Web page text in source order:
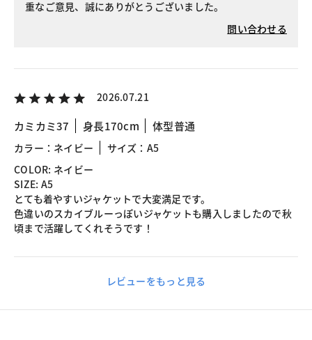
重なご意見、誠にありがとうございました。
問い合わせる
2026.07.21
カミカミ37 身長170cm 体型普通
カラー：ネイビー
サイズ：A5
COLOR: ネイビー
SIZE: A5
とても着やすいジャケットで大変満足です。
色違いのスカイブルーっぽいジャケットも購入しましたので秋
頃まで活躍してくれそうです！
レビューをもっと見る